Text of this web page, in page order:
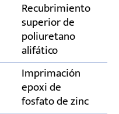
Recubrimiento
superior de
poliuretano
alifático
Imprimación
epoxi de
fosfato de zinc